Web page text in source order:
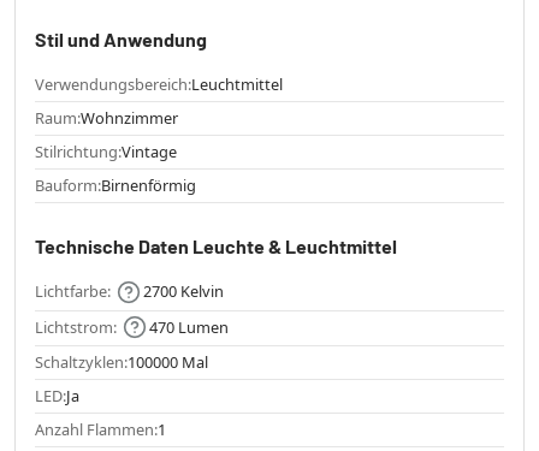
Stil und Anwendung
Verwendungsbereich:Leuchtmittel
Raum:Wohnzimmer
Stilrichtung:Vintage
Bauform:Birnenförmig
Technische Daten Leuchte & Leuchtmittel
Lichtfarbe:
2700 Kelvin
Lichtstrom:
470 Lumen
Schaltzyklen:100000 Mal
LED:Ja
Anzahl Flammen:1